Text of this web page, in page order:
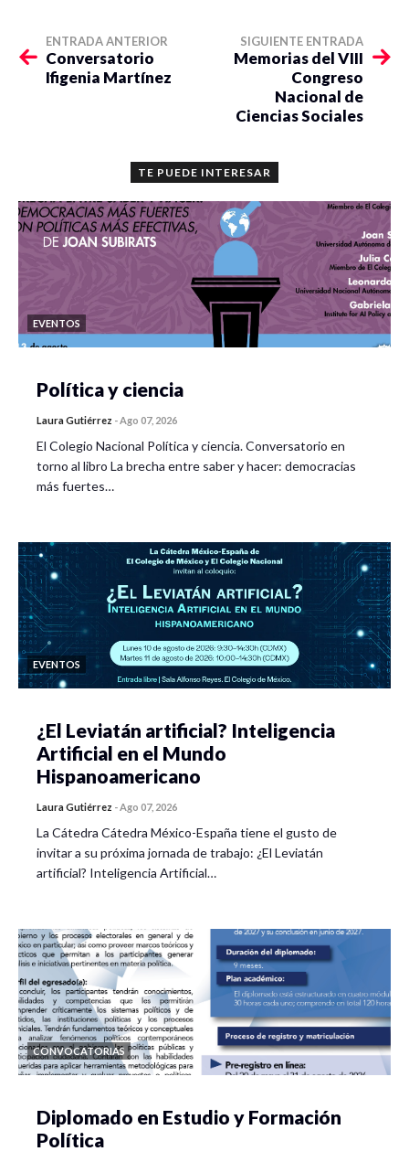
ENTRADA ANTERIOR
Conversatorio
Ifigenia Martínez
SIGUIENTE ENTRADA
Memorias del VIII
Congreso
Nacional de
Ciencias Sociales
TE PUEDE INTERESAR
EVENTOS
Política y ciencia
Laura Gutiérrez -Ago 07, 2026
El Colegio Nacional Política y ciencia. Conversatorio en
torno al libro La brecha entre saber y hacer: democracias
más fuertes…
EVENTOS
¿El Leviatán artificial? Inteligencia
Artificial en el Mundo
Hispanoamericano
Laura Gutiérrez -Ago 07, 2026
La Cátedra Cátedra México-España tiene el gusto de
invitar a su próxima jornada de trabajo: ¿El Leviatán
artificial? Inteligencia Artificial…
CONVOCATORIAS
Diplomado en Estudio y Formación
Política